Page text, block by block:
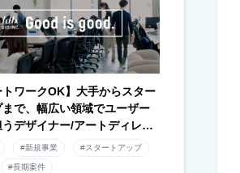
トワークOK】大手からスター
まで、幅広い領域でユーザー
デザイナー/アートディレク
#新規事業 #スタートアップ
#長期案件